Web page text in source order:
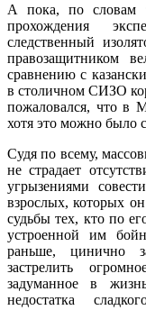
А пока, по словам
прохождения
следственный
правозащитником
сравнению с
в столичном СИЗО
пожаловался, что в
хотя это можно было
Судя по всему,
не страдает
угрызениями
взрослых, которых
судьбы тех, кто по
устроенной им
раньше, цинично
застрелить
задуманное в
недостатка